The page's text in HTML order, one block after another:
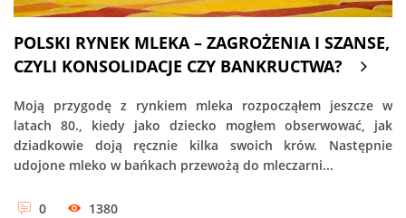
POLSKI RYNEK MLEKA – ZAGROŻENIA I SZANSE,
CZYLI KONSOLIDACJE CZY BANKRUCTWA?
Moją przygodę z rynkiem mleka rozpocząłem jeszcze w
latach 80., kiedy jako dziecko mogłem obserwować, jak
dziadkowie doją ręcznie kilka swoich krów. Następnie
udojone mleko w bańkach przewożą do mleczarni...
0 1380